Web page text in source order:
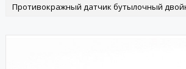
Противокражный датчик бутылочный